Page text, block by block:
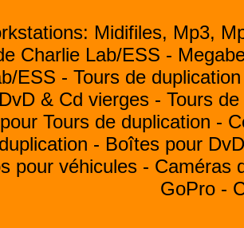
Midifiles, Mp3,
Charlie Lab/ESS -
ESS - Tours de
DvD & Cd vierges - Tours
Tours de duplication -
- Boîtes pour
pour véhicules - Caméras
GoPro -